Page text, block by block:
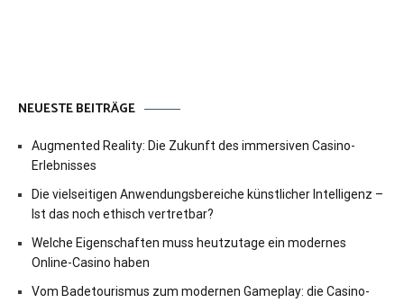
NEUESTE BEITRÄGE
Augmented Reality: Die Zukunft des immersiven Casino-
Erlebnisses
Die vielseitigen Anwendungsbereiche künstlicher Intelligenz –
Ist das noch ethisch vertretbar?
Welche Eigenschaften muss heutzutage ein modernes
Online-Casino haben
Vom Badetourismus zum modernen Gameplay: die Casino-